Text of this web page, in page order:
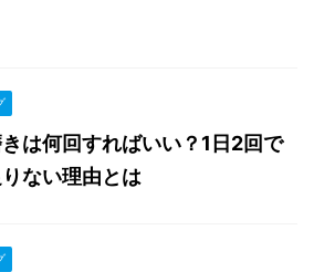
は何回すればいい？1日2回で
ない理由とは